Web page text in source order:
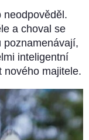
neodpověděl.
a choval se
poznamenávají,
inteligentní
nového majitele.